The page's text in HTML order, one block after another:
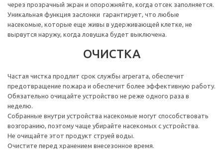
через прозрачный экран и опорожняйте, когда отсек заполняется.
Уникальная функция заслонки гарантирует, что любые
насекомые, которые еще живы в удерживающей клетке, не
вырвутся наружу, когда ловушка будет выключена.
ОЧИСТКА
Частая чистка продлит срок службы агрегата, обеспечит
предотвращение пожара и обеспечит более эффективную работу.
Обязательно очищайте устройство не реже одного раза в
неделю.
Собранные внутри устройства насекомые могут способствовать
возгоранию, поэтому чаще убирайте насекомых с устройства.
Не очищайте этот продукт струей воды.
Очистите перед хранением внесезонное время.